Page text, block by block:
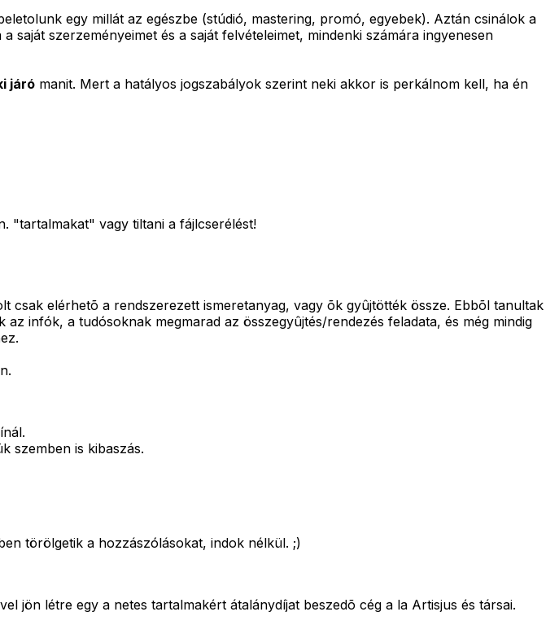
egy millát az egészbe (stúdió, mastering, promó, egyebek). Aztán csinálok a
szerzeményeimet és a saját felvételeimet, mindenki számára ingyenesen
járó manit. Mert a hatályos jogszabályok szerint neki akkor is perkálnom kell, ha én
"tartalmakat" vagy tiltani a fájlcserélést!
csak elérhetõ a rendszerezett ismeretanyag, vagy õk gyûjtötték össze. Ebbõl tanultak
infók, a tudósoknak megmarad az összegyûjtés/rendezés feladata, és még mindig
szemben is kibaszás.
törölgetik a hozzászólásokat, indok nélkül. ;)
jön létre egy a netes tartalmakért átalánydíjat beszedõ cég a la Artisjus és társai.